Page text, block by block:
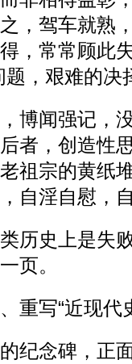
，驾车就熟
，常常顾此
题，艰难的决
博闻强记，
者，创造性
祖宗的黄纸
自淫自慰，
历史上是失
页。
重写“近现代
纪念碑，正